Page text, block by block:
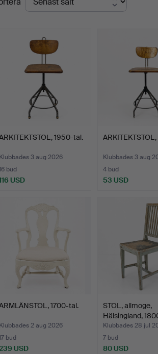
1950-tal.
3 aug 2026
bud
USD
Klubbades 3 aug
4 bud
53 USD
1700-tal.
2 aug 2026
bud
USD
STOL, allmoge,
Hälsingland,
Klubbades 28 jul
7 bud
80 USD